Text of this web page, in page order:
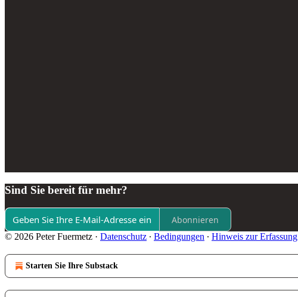
Sind Sie bereit für mehr?
Abonnieren
© 2026 Peter Fuermetz · Datenschutz ∙ Bedingungen ∙ Hinweis zur Erfassung
Starten Sie Ihre Substack